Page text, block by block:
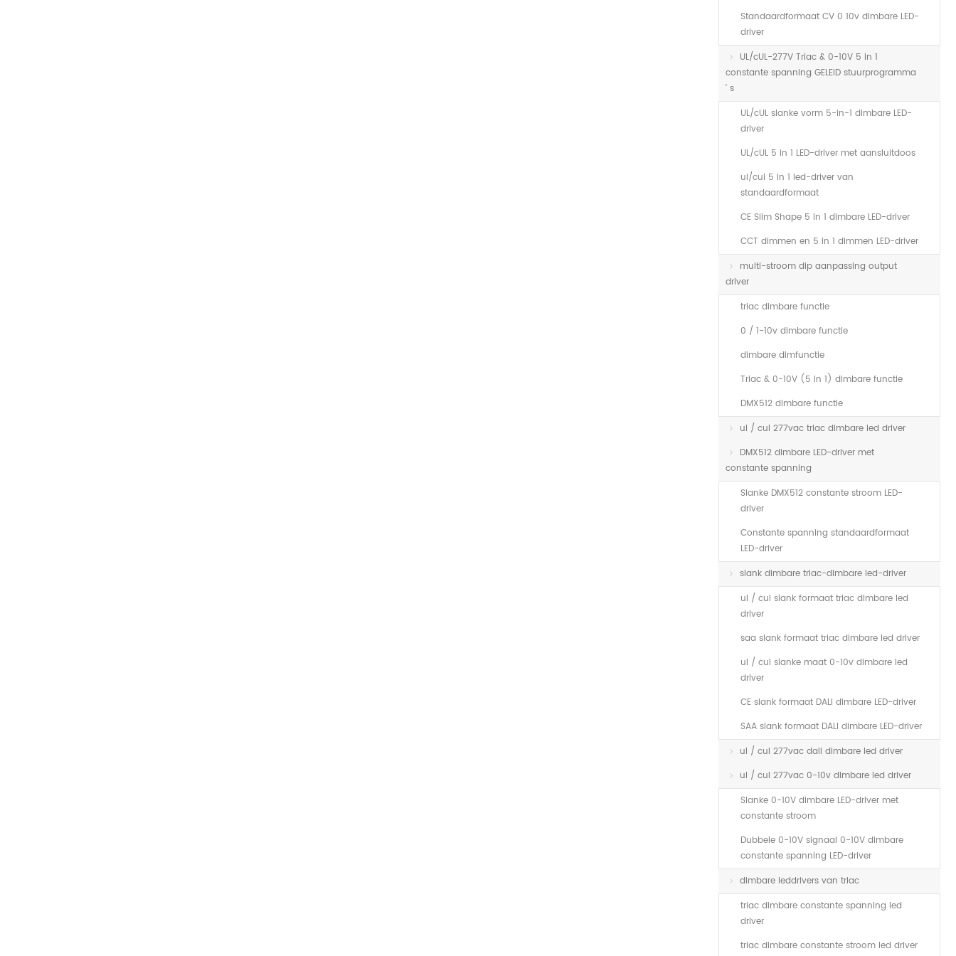
Standaardformaat CV 0 10v dimbare LED-
driver
UL/cUL-277V Triac & 0-10V 5 in 1
constante spanning GELEID stuurprogramma
' s
UL/cUL slanke vorm 5-in-1 dimbare LED-
driver
UL/cUL 5 in 1 LED-driver met aansluitdoos
ul/cul 5 in 1 led-driver van
standaardformaat
CE Slim Shape 5 in 1 dimbare LED-driver
CCT dimmen en 5 in 1 dimmen LED-driver
multi-stroom dip aanpassing output
driver
triac dimbare functie
0 / 1-10v dimbare functie
dimbare dimfunctie
Triac & 0-10V (5 in 1) dimbare functie
DMX512 dimbare functie
ul / cul 277vac triac dimbare led driver
DMX512 dimbare LED-driver met
constante spanning
Slanke DMX512 constante stroom LED-
driver
Constante spanning standaardformaat
LED-driver
slank dimbare triac-dimbare led-driver
ul / cul slank formaat triac dimbare led
driver
saa slank formaat triac dimbare led driver
ul / cul slanke maat 0-10v dimbare led
driver
CE slank formaat DALI dimbare LED-driver
SAA slank formaat DALI dimbare LED-driver
ul / cul 277vac dali dimbare led driver
ul / cul 277vac 0-10v dimbare led driver
Slanke 0-10V dimbare LED-driver met
constante stroom
Dubbele 0-10V signaal 0-10V dimbare
constante spanning LED-driver
dimbare leddrivers van triac
triac dimbare constante spanning led
driver
triac dimbare constante stroom led driver